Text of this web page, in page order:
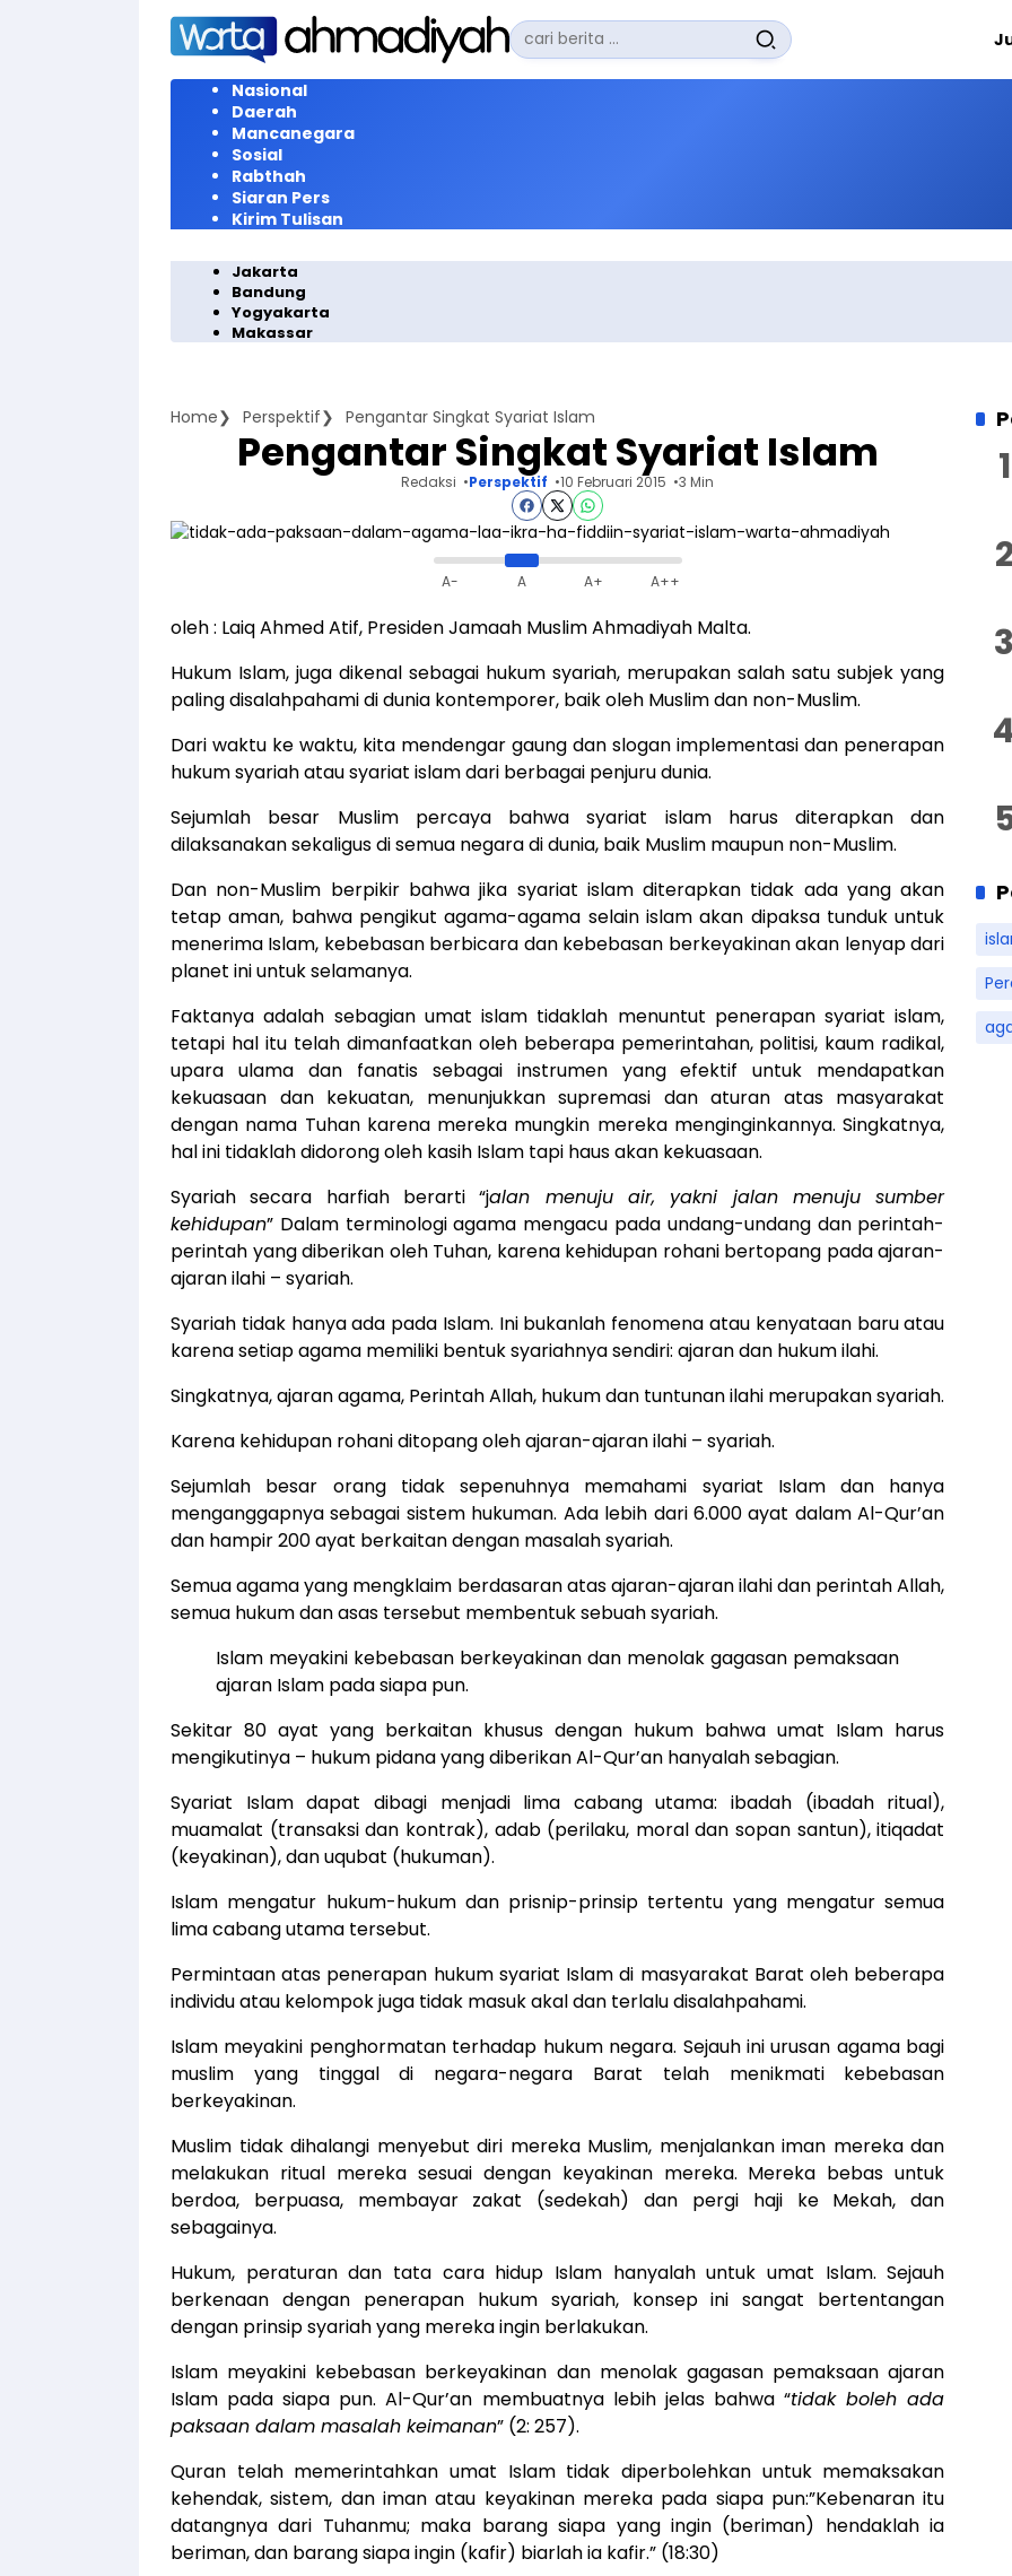
Langsung
konten
Pencarian
untuk:
Nasional
Daerah
Mancanegara
Sosial
Rabthah
Siaran Pers
Kirim Tulisan
Jakarta
Bandung
Yogyakarta
Makassar
Home Perspektif Pengantar Singkat Syariat Islam
Pengantar Singkat Syariat Islam
Redaksi Perspektif 10 Februari 2015 3 Min
A- A A+ A++
oleh : Laiq Ahmed Atif, Presiden Jamaah Muslim Ahmadiyah Malta.
Hukum Islam, juga dikenal sebagai hukum syariah, merupakan salah satu subjek yang
paling disalahpahami di dunia kontemporer, baik oleh Muslim dan non-Muslim.
Dari waktu ke waktu, kita mendengar gaung dan slogan implementasi dan penerapan
hukum syariah atau syariat islam dari berbagai penjuru dunia.
Sejumlah besar Muslim percaya bahwa syariat islam harus diterapkan dan
dilaksanakan sekaligus di semua negara di dunia, baik Muslim maupun non-Muslim.
Dan non-Muslim berpikir bahwa jika syariat islam diterapkan tidak ada yang akan
tetap aman, bahwa pengikut agama-agama selain islam akan dipaksa tunduk untuk
menerima Islam, kebebasan berbicara dan kebebasan berkeyakinan akan lenyap dari
planet ini untuk selamanya.
Faktanya adalah sebagian umat islam tidaklah menuntut penerapan syariat islam,
tetapi hal itu telah dimanfaatkan oleh beberapa pemerintahan, politisi, kaum radikal,
upara ulama dan fanatis sebagai instrumen yang efektif untuk mendapatkan
kekuasaan dan kekuatan, menunjukkan supremasi dan aturan atas masyarakat
dengan nama Tuhan karena mereka mungkin mereka menginginkannya. Singkatnya,
hal ini tidaklah didorong oleh kasih Islam tapi haus akan kekuasaan.
Syariah secara harfiah berarti “jalan menuju air, yakni jalan menuju sumber
kehidupan” Dalam terminologi agama mengacu pada undang-undang dan perintah-
perintah yang diberikan oleh Tuhan, karena kehidupan rohani bertopang pada ajaran-
ajaran ilahi – syariah.
Syariah tidak hanya ada pada Islam. Ini bukanlah fenomena atau kenyataan baru atau
karena setiap agama memiliki bentuk syariahnya sendiri: ajaran dan hukum ilahi.
Singkatnya, ajaran agama, Perintah Allah, hukum dan tuntunan ilahi merupakan syariah.
Karena kehidupan rohani ditopang oleh ajaran-ajaran ilahi – syariah.
Sejumlah besar orang tidak sepenuhnya memahami syariat Islam dan hanya
menganggapnya sebagai sistem hukuman. Ada lebih dari 6.000 ayat dalam Al-Qur’an
dan hampir 200 ayat berkaitan dengan masalah syariah.
Semua agama yang mengklaim berdasaran atas ajaran-ajaran ilahi dan perintah Allah,
semua hukum dan asas tersebut membentuk sebuah syariah.
Islam meyakini kebebasan berkeyakinan dan menolak gagasan pemaksaan
ajaran Islam pada siapa pun.
Sekitar 80 ayat yang berkaitan khusus dengan hukum bahwa umat Islam harus
mengikutinya – hukum pidana yang diberikan Al-Qur’an hanyalah sebagian.
Syariat Islam dapat dibagi menjadi lima cabang utama: ibadah (ibadah ritual),
muamalat (transaksi dan kontrak), adab (perilaku, moral dan sopan santun), itiqadat
(keyakinan), dan uqubat (hukuman).
Islam mengatur hukum-hukum dan prisnip-prinsip tertentu yang mengatur semua
lima cabang utama tersebut.
Permintaan atas penerapan hukum syariat Islam di masyarakat Barat oleh beberapa
individu atau kelompok juga tidak masuk akal dan terlalu disalahpahami.
Islam meyakini penghormatan terhadap hukum negara. Sejauh ini urusan agama bagi
muslim yang tinggal di negara-negara Barat telah menikmati kebebasan
berkeyakinan.
Muslim tidak dihalangi menyebut diri mereka Muslim, menjalankan iman mereka dan
melakukan ritual mereka sesuai dengan keyakinan mereka. Mereka bebas untuk
berdoa, berpuasa, membayar zakat (sedekah) dan pergi haji ke Mekah, dan
sebagainya.
Hukum, peraturan dan tata cara hidup Islam hanyalah untuk umat Islam. Sejauh
berkenaan dengan penerapan hukum syariah, konsep ini sangat bertentangan
dengan prinsip syariah yang mereka ingin berlakukan.
Islam meyakini kebebasan berkeyakinan dan menolak gagasan pemaksaan ajaran
Islam pada siapa pun. Al-Qur’an membuatnya lebih jelas bahwa “tidak boleh ada
paksaan dalam masalah keimanan” (2: 257).
Quran telah memerintahkan umat Islam tidak diperbolehkan untuk memaksakan
kehendak, sistem, dan iman atau keyakinan mereka pada siapa pun:”Kebenaran itu
datangnya dari Tuhanmu; maka barang siapa yang ingin (beriman) hendaklah ia
beriman, dan barang siapa ingin (kafir) biarlah ia kafir.” (18:30)